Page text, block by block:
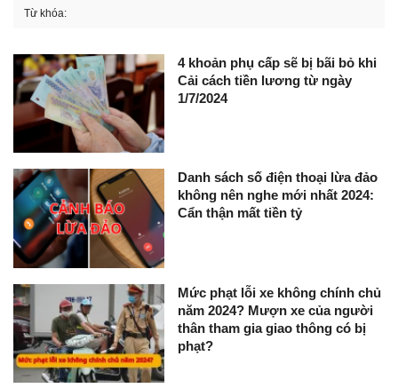
Từ khóa:
4 khoản phụ cấp sẽ bị bãi bỏ khi
Cải cách tiền lương từ ngày
1/7/2024
Danh sách số điện thoại lừa đảo
không nên nghe mới nhất 2024:
Cẩn thận mất tiền tỷ
Mức phạt lỗi xe không chính chủ
năm 2024? Mượn xe của người
thân tham gia giao thông có bị
phạt?